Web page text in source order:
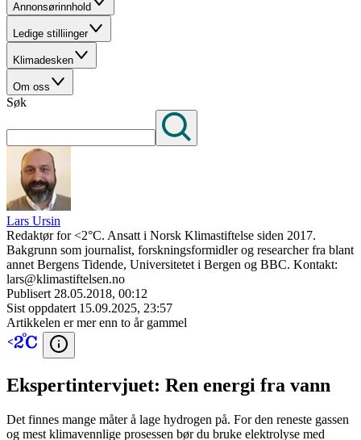
Annonsørinnhold
Ledige stilliinger
Klimadesken
Om oss
Søk
Lars Ursin
Redaktør for <2°C. Ansatt i Norsk Klimastiftelse siden 2017.
Bakgrunn som journalist, forskningsformidler og researcher fra blant
annet Bergens Tidende, Universitetet i Bergen og BBC. Kontakt:
lars@klimastiftelsen.no
Publisert 28.05.2018, 00:12
Sist oppdatert 15.09.2025, 23:57
Artikkelen er mer enn to år gammel
Ekspertintervjuet: Ren energi fra vann
Det finnes mange måter å lage hydrogen på. For den reneste gassen
og mest klimavennlige prosessen bør du bruke elektrolyse med